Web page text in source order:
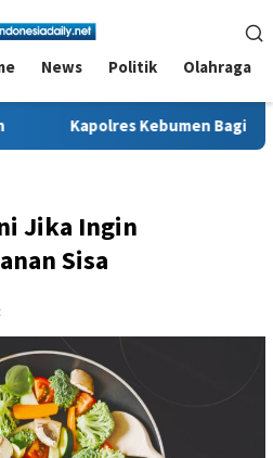
News Politik Olahraga
Bagikan Perlengkapan
Jika Ingin
Sisa